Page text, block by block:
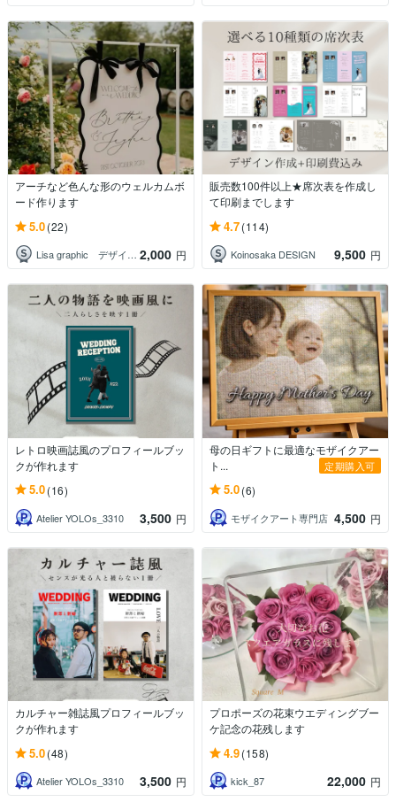
アーチなど色んな形のウェルカムボ
ード作ります
5.0(22)
Lisa graphic デザイン制作 2,000 円
販売数100件以上★席次表を作成し
て印刷までします
4.7(114)
Koinosaka DESIGN 9,500 円
レトロ映画誌風のプロフィールブッ
クが作れます
5.0(16)
Atelier YOLOs_3310 3,500 円
母の日ギフトに最適なモザイクアー
ト...
定期購入可
5.0(6)
モザイクアート専門店 4,500 円
カルチャー雑誌風プロフィールブッ
クが作れます
5.0(48)
Atelier YOLOs_3310 3,500 円
プロポーズの花束ウエディングブー
ケ記念の花残します
4.9(158)
kick_87 22,000 円